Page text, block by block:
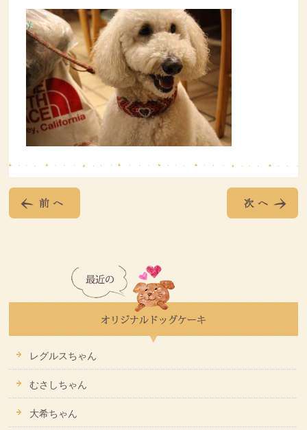
レグルスちゃん
むさしちゃん
大希ちゃん